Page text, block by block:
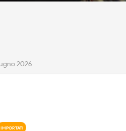
2026
IMPORTATI